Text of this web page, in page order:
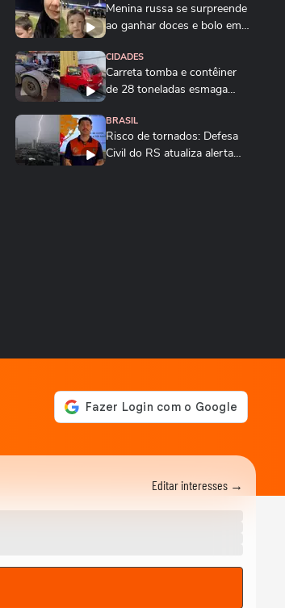
Menina russa se surpreende
ao ganhar doces e bolo em
CIDADES
Carreta tomba e contêiner
de 28 toneladas esmaga
BRASIL
Risco de tornados: Defesa
Civil do RS atualiza alerta
estações de...
Incêndio destrói banca de
jornais após homem colocar
fogo em...
PM resgata trabalhador
oficina de costura...
BRASIL
Editar interesses →